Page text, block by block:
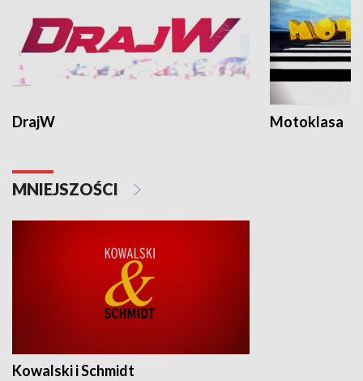
DrajW Motoklasa
MNIEJSZOŚCI
Kowalski i Schmidt